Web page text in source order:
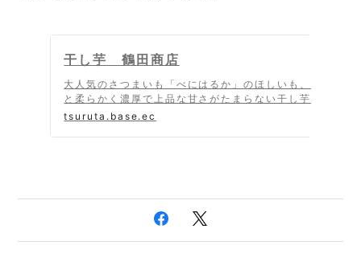
干し芋 鶴田商店
大人気のさつまいも「べにはるか」のほしいも、ねっとり
と柔らかく濃厚で上品な甘さがたまらない干し芋です。紅
はるかは茨城で自ら
tsuruta.base.ec